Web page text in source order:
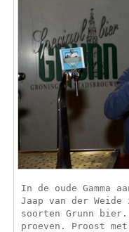
In de oude Gamma
Jaap van der
soorten Grunn
proeven. Proost